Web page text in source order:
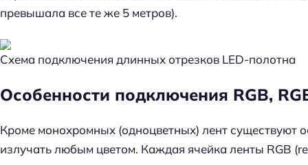
превышала все те же 5 метров).
Схема подключения длинных отрезков LED-полотна
Особенности подключения RGB,
Кроме монохромных (одноцветных) лент существуют
излучать любым цветом. Каждая ячейка ленты RGB